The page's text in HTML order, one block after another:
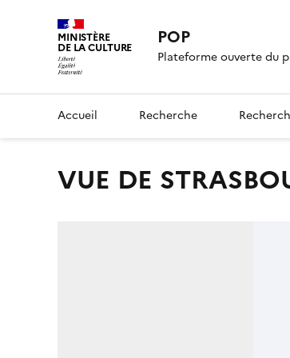
MINISTÈRE
DE LA CULTURE POP
Plateforme ouverte du
Accueil Recherche
VUE DE